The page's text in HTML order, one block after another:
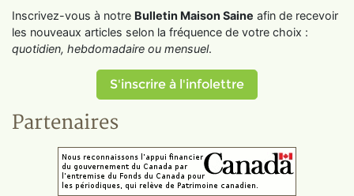
Inscrivez-vous à notre Bulletin Maison Saine afin de recevoir
les nouveaux articles selon la fréquence de votre choix :
quotidien, hebdomadaire ou mensuel.
S'inscrire à l'infolettre
Partenaires